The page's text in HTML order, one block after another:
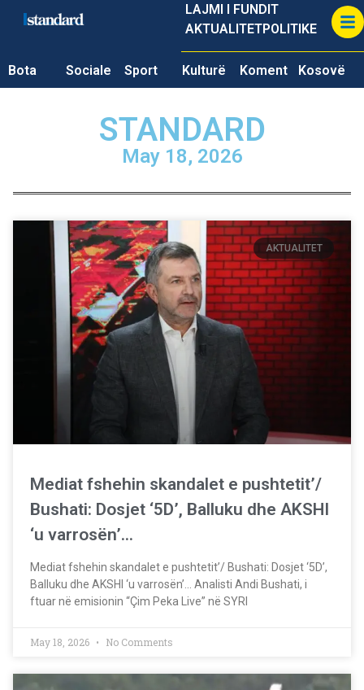
LAJMI I FUNDIT
AKTUALITETPOLITIKE
Bota Sociale Sport Kulturë Koment Kosovë
STANDARD
May 18, 2026
AKTUALITET
Mediat fshehin skandalet e pushtetit’/
Bushati: Dosjet ‘5D’, Balluku dhe AKSHI
‘u varrosën’…
Mediat fshehin skandalet e pushtetit’/ Bushati: Dosjet ‘5D’,
Balluku dhe AKSHI ‘u varrosën’… Analisti Andi Bushati, i
ftuar në emisionin “Çim Peka Live” në SYRI
May 18, 2026 No Comments